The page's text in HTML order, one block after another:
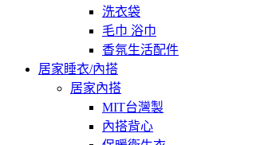
洗衣袋
毛巾 浴巾
香氛生活配件
居家睡衣/內搭
居家內搭
MIT台灣製
內搭背心